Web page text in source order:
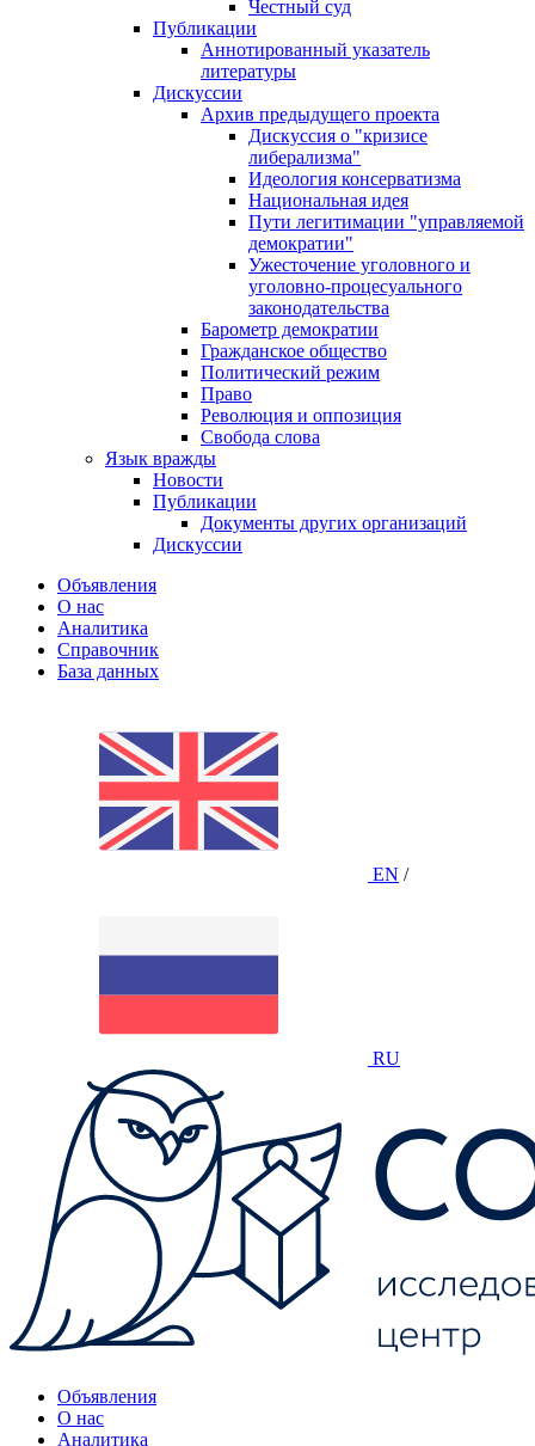
Честный суд
Публикации
Аннотированный указатель
литературы
Дискуссии
Архив предыдущего проекта
Дискуссия о "кризисе
либерализма"
Идеология консерватизма
Национальная идея
Пути легитимации "управляемой
демократии"
Ужесточение уголовного и
уголовно-процесуального
законодательства
Барометр демократии
Гражданское общество
Политический режим
Право
Революция и оппозиция
Свобода слова
Язык вражды
Новости
Публикации
Документы других организаций
Дискуссии
Объявления
О нас
Аналитика
Справочник
База данных
EN /
RU
Объявления
О нас
Аналитика